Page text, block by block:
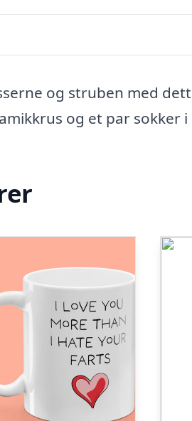
og struben med
og et par sokker i